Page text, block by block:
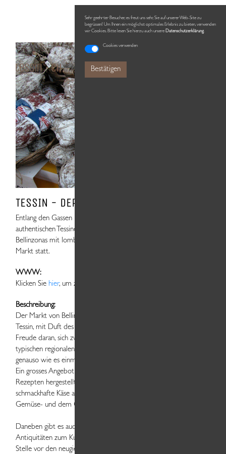
TESSIN - DER MARKT VON BELLINZONA
Entlang den Gassen im historischen Zentrum dieser
authentischen Tessiner Stadt, vor den historischen Kullissen
Bellinzonas mit lombardischem Flair, findet jeden Samstag der
Markt statt.
WWW:
Klicken Sie hier, um zur Website zu gelangen.
Beschreibung:
Der Markt von Bellinzona ist sicher der interessanteste im
Tessin, mit Duft des Südens, hier haben die Einheimischen noch
Freude daran, sich zwischen den Marktständen mit ihren
typischen regionalen Produkten zu treffen um zu schwatzen,
genauso wie es einmal war.
Ein grosses Angebot an natürliche Esswaren: nach alten
Rezepten hergestellte Würste und knuspriges Tessiner Brot,
schmackhafte Käse aus den Tälern aber auch Produkte aus dem
Gemüse- und dem Obstgarten, je nach Saison.
Daneben gibt es auch Waren, vom Schmuck zur Bekleidung, von
Antiquitäten zum Kunsthandwerk, die manchmal an Ort und
Stelle vor den neugierigen Augen der Besucher hergestellt
Sehr geehrter Besucher, es freut uns sehr, Sie auf unserer Web-Site zu
begrüssen! Um Ihnen ein möglichst optimales Erlebnis zu bieten, verwenden
wir Cookies. Bitte lesen Sie hierzu auch unsere Datenschutzerklärung.
Cookies verwenden
Bestätigen